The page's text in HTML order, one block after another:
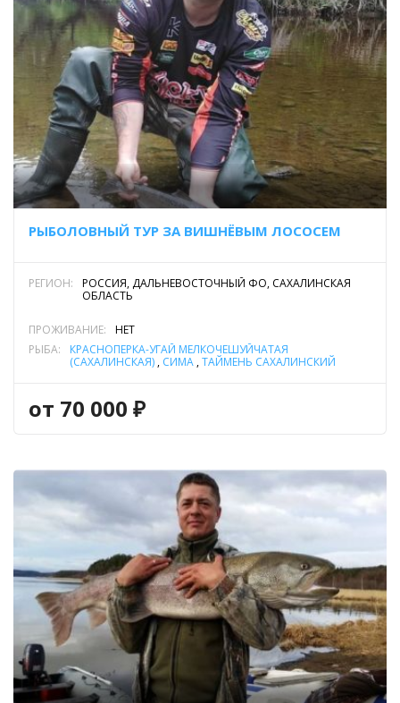
РЫБОЛОВНЫЙ ТУР ЗА ВИШНЁВЫМ ЛОСОСЕМ
РЕГИОН:
РОССИЯ, ДАЛЬНЕВОСТОЧНЫЙ ФО, САХАЛИНСКАЯ
ОБЛАСТЬ
ПРОЖИВАНИЕ:
НЕТ
РЫБА:
КРАСНОПЁРКА-УГАЙ МЕЛКОЧЕШУЙЧАТАЯ
(САХАЛИНСКАЯ) , СИМА ,ТАЙМЕНЬ САХАЛИНСКИЙ
от 70 000 ₽